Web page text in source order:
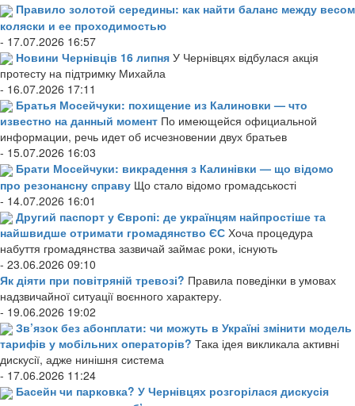
Правило золотой середины: как найти баланс между весом
коляски и ее проходимостью
- 17.07.2026 16:57
Новини Чернівців 16 липня У Чернівцях відбулася акція
протесту на підтримку Михайла
- 16.07.2026 17:11
Братья Мосейчуки: похищение из Калиновки — что
известно на данный момент По имеющейся официальной
информации, речь идет об исчезновении двух братьев
- 15.07.2026 16:03
Брати Мосейчуки: викрадення з Калинівки — що відомо
про резонансну справу Що стало відомо громадськості
- 14.07.2026 16:01
Другий паспорт у Європі: де українцям найпростіше та
найшвидше отримати громадянство ЄС Хоча процедура
набуття громадянства зазвичай займає роки, існують
- 23.06.2026 09:10
Як діяти при повітряній тревозі? Правила поведінки в умовах
надзвичайної ситуації воєнного характеру.
- 19.06.2026 19:02
Зв’язок без абонплати: чи можуть в Україні змінити модель
тарифів у мобільних операторів? Така ідея викликала активні
дискусії, адже нинішня система
- 17.06.2026 11:24
Басейн чи парковка? У Чернівцях розгорілася дискусія